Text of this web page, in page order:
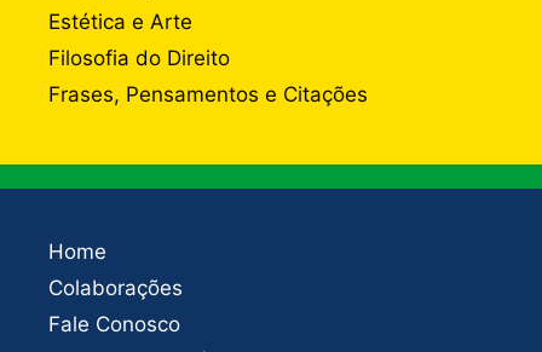
Estética e Arte
Filosofia do Direito
Frases, Pensamentos e Citações
Home
Colaborações
Fale Conosco